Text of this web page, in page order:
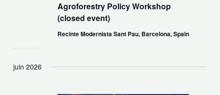
Agroforestry Policy Workshop
(closed event)
Recinte Modernista Sant Pau, Barcelona, Spain
juin 2026